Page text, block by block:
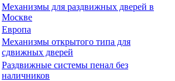
Механизмы для раздвижных дверей в
Москве
Европа
Механизмы открытого типа для
сдвижных дверей
Раздвижные системы пенал без
наличников